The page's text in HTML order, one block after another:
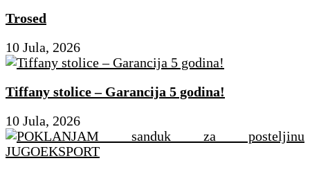
Trosed
10 Jula, 2026
Tiffany stolice – Garancija 5 godina!
10 Jula, 2026